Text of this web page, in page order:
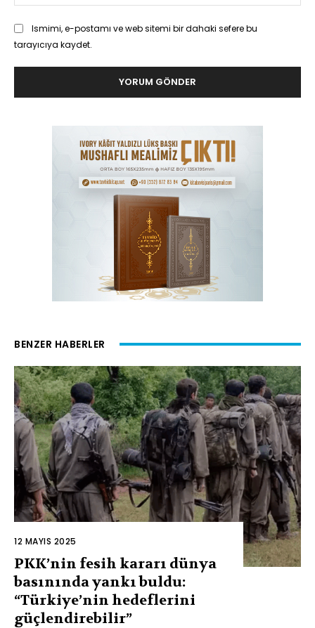
Ismimi, e-postamı ve web sitemi bir dahaki sefere bu
tarayıcıya kaydet.
BENZER HABERLER
12 MAYIS 2025
PKK’nin fesih kararı dünya
basınında yankı buldu:
“Türkiye’nin hedeflerini
güçlendirebilir”